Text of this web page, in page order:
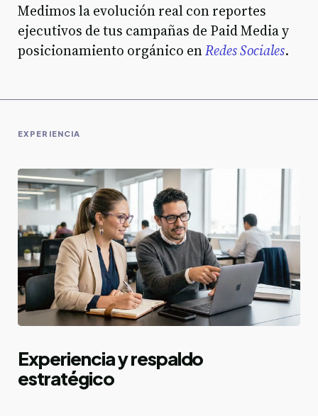
Medimos la evolución real con reportes
ejecutivos de tus campañas de Paid Media y
posicionamiento orgánico enRedes Sociales.
EXPERIENCIA
Experiencia y respaldo
estratégico